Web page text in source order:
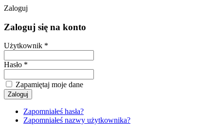
Zaloguj
Zaloguj się na konto
Użytkownik *
Hasło *
Zapamiętaj moje dane
Zapomniałeś hasła?
Zapomniałeś nazwy użytkownika?